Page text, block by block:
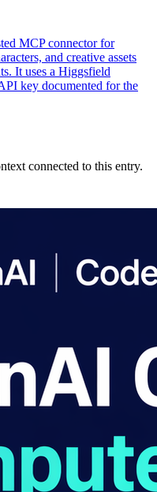
MCP connector for
and creative assets
It uses a Higgsfield
key documented for the
connected to this entry.